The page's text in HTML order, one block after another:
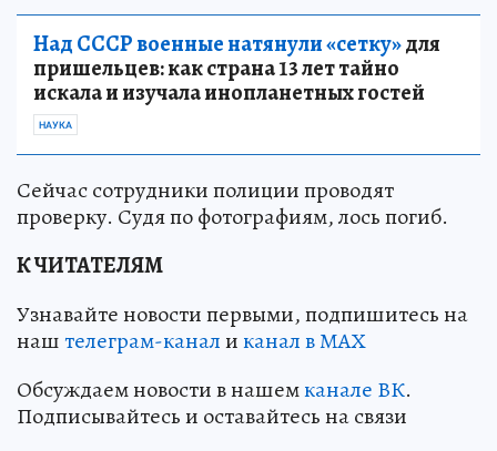
Над СССР военные натянули «сетку»для
пришельцев: как страна 13 лет тайно
искала и изучала инопланетных гостей
НАУКА
Сейчас сотрудники полиции проводят
проверку. Судя по фотографиям, лось погиб.
К ЧИТАТЕЛЯМ
Узнавайте новости первыми, подпишитесь на
наштелеграм-каналиканал в МАХ
Обсуждаем новости в нашемканале ВК.
Подписывайтесь и оставайтесь на связи